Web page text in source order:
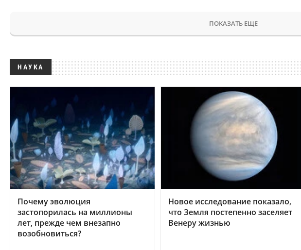
ПОКАЗАТЬ ЕЩЕ
НАУКА
Почему эволюция
застопорилась на миллионы
лет, прежде чем внезапно
возобновиться?
Новое исследование показало,
что Земля постепенно заселяет
Венеру жизнью